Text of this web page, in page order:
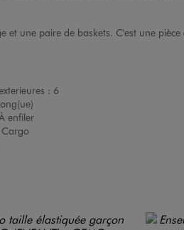
une paire de baskets. C'est une pièce
: 6
enfiler
Cargo